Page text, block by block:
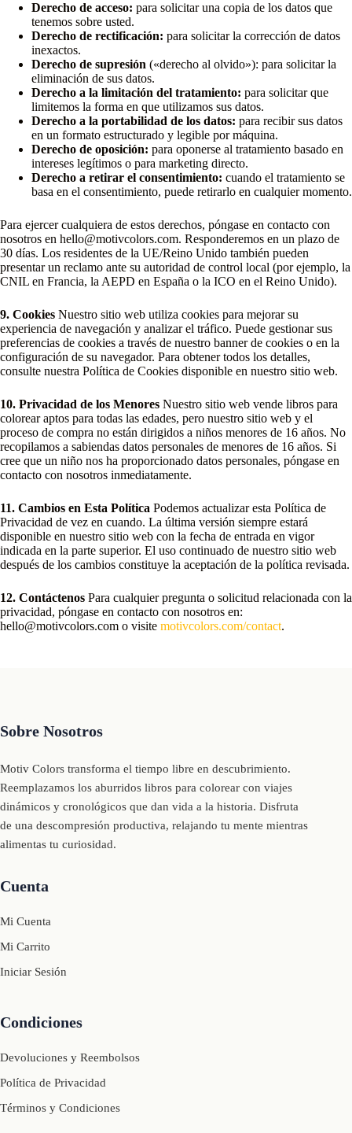
Derecho de acceso: para solicitar una copia de los datos que
tenemos sobre usted.
Derecho de rectificación: para solicitar la corrección de datos
inexactos.
Derecho de supresión («derecho al olvido»): para solicitar la
eliminación de sus datos.
Derecho a la limitación del tratamiento: para solicitar que
limitemos la forma en que utilizamos sus datos.
Derecho a la portabilidad de los datos: para recibir sus datos
en un formato estructurado y legible por máquina.
Derecho de oposición: para oponerse al tratamiento basado en
intereses legítimos o para marketing directo.
Derecho a retirar el consentimiento: cuando el tratamiento se
basa en el consentimiento, puede retirarlo en cualquier momento.
Para ejercer cualquiera de estos derechos, póngase en contacto con
nosotros en hello@motivcolors.com. Responderemos en un plazo de
30 días. Los residentes de la UE/Reino Unido también pueden
presentar un reclamo ante su autoridad de control local (por ejemplo, la
CNIL en Francia, la AEPD en España o la ICO en el Reino Unido).
9. Cookies Nuestro sitio web utiliza cookies para mejorar su
experiencia de navegación y analizar el tráfico. Puede gestionar sus
preferencias de cookies a través de nuestro banner de cookies o en la
configuración de su navegador. Para obtener todos los detalles,
consulte nuestra Política de Cookies disponible en nuestro sitio web.
10. Privacidad de los Menores Nuestro sitio web vende libros para
colorear aptos para todas las edades, pero nuestro sitio web y el
proceso de compra no están dirigidos a niños menores de 16 años. No
recopilamos a sabiendas datos personales de menores de 16 años. Si
cree que un niño nos ha proporcionado datos personales, póngase en
contacto con nosotros inmediatamente.
11. Cambios en Esta Política Podemos actualizar esta Política de
Privacidad de vez en cuando. La última versión siempre estará
disponible en nuestro sitio web con la fecha de entrada en vigor
indicada en la parte superior. El uso continuado de nuestro sitio web
después de los cambios constituye la aceptación de la política revisada.
12. Contáctenos Para cualquier pregunta o solicitud relacionada con la
privacidad, póngase en contacto con nosotros en:
hello@motivcolors.com o visite motivcolors.com/contact.
Sobre Nosotros
Motiv Colors transforma el tiempo libre en descubrimiento.
Reemplazamos los aburridos libros para colorear con viajes
dinámicos y cronológicos que dan vida a la historia. Disfruta
de una descompresión productiva, relajando tu mente mientras
alimentas tu curiosidad.
Cuenta
Mi Cuenta
Mi Carrito
Iniciar Sesión
Condiciones
Devoluciones y Reembolsos
Política de Privacidad
Términos y Condiciones